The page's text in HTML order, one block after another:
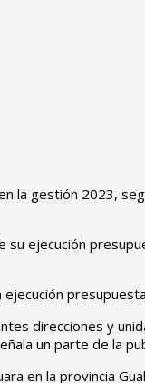
la gestión 2023,
ejecución
ejecución
direcciones y
un parte de la
en la provincia